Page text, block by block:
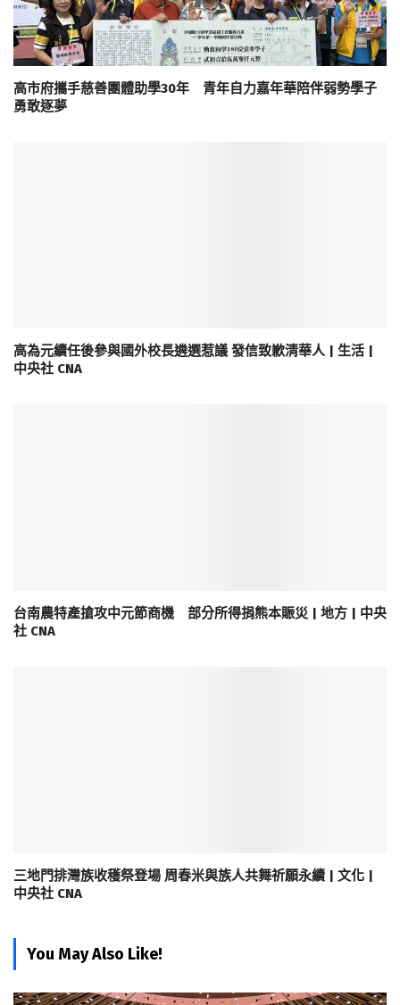
高市府攜手慈善團體助學30年 青年自力嘉年華陪伴弱勢學子
勇敢逐夢
高為元續任後參與國外校長遴選惹議 發信致歉清華人 | 生活 |
中央社 CNA
台南農特產搶攻中元節商機 部分所得捐熊本賑災 | 地方 | 中央
社 CNA
三地門排灣族收穫祭登場 周春米與族人共舞祈願永續 | 文化 |
中央社 CNA
You May Also Like!